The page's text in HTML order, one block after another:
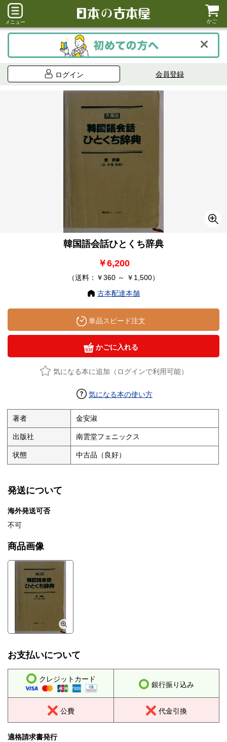
メニュー かご
ログイン 会員登録
韓国語会話ひとくち辞典
￥6,200
（送料：￥360 ～ ￥1,500）
古本配達本舗
単品スピード注文
かごに入れる
気になる本に追加（ログインで利用可能）
気になる本の使い方
著者 金安淑
出版社 南雲堂フェニックス
状態 中古品（良好）
発送について
海外発送可否
不可
商品画像
お支払いについて
クレジットカード
銀行振り込み
公費 代金引換
適格請求書発行